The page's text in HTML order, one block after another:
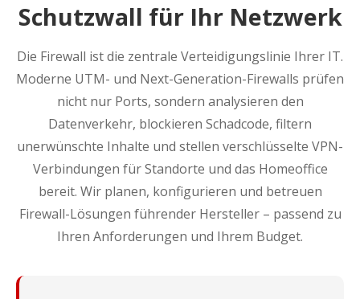
Schutzwall für Ihr Netzwerk
Die Firewall ist die zentrale Verteidigungslinie Ihrer IT.
Moderne UTM- und Next-Generation-Firewalls prüfen
nicht nur Ports, sondern analysieren den
Datenverkehr, blockieren Schadcode, filtern
unerwünschte Inhalte und stellen verschlüsselte VPN-
Verbindungen für Standorte und das Homeoffice
bereit. Wir planen, konfigurieren und betreuen
Firewall-Lösungen führender Hersteller – passend zu
Ihren Anforderungen und Ihrem Budget.